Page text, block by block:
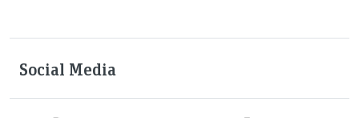
Social Media